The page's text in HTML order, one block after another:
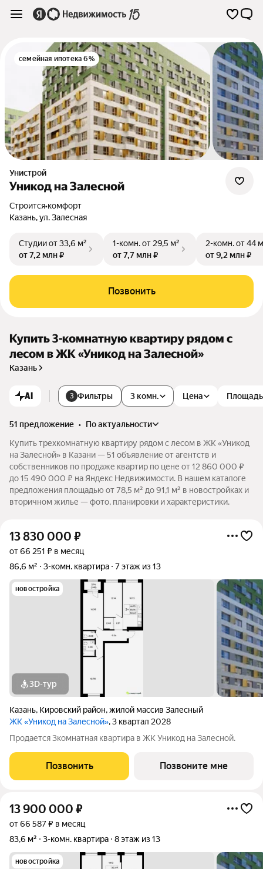
семейная ипотека 6%
Унистрой
Уникод на Залесной
Строится•комфорт
Казань,ул. Залесная
Студииот 33,6 м²
от 7,2 млн ₽
1-комн.от 29,5 м²
от 7,7 млн ₽
2-комн.от 44
от 9,2 млн ₽
Позвонить
Купить 3-комнатную квартиру рядом с
лесом в ЖК «Уникод на Залесной»
Казань
AI 3 Фильтры 3 комн. Цена Площадь
51 предложение •
по актуальности
Купить трехкомнатную квартиру рядом с лесом в ЖК «Уникод
на Залесной» в Казани — 51 объявление от агентств и
собственников по продаже квартир по цене от 12 860 000 ₽
до 15 490 000 ₽ на Яндекс Недвижимости. В нашем каталоге
предложения площадью от 78,5 м² до 91,1 м² в новостройках и
вторичном жилье — фото, планировки и характеристики.
13 830 000 ₽
от 66 251 ₽ в месяц
86,6 м²
3-комн. квартира 7 этаж из 13
новостройка
3D-тур
Казань, Кировский район,жилой массив Залесный
ЖК «Уникод на Залесной», 3 квартал 2028
Продается 3комнатная квартира в ЖК Уникод на Залесной.
Позвонить Позвоните мне
13 900 000 ₽
от 66 587 ₽ в месяц
83,6 м²
3-комн. квартира 8 этаж из 13
новостройка